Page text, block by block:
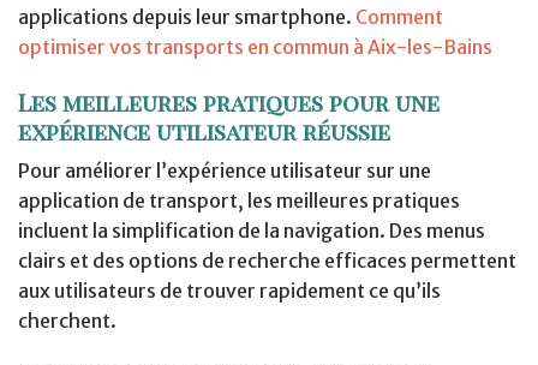
applications depuis leur smartphone. Comment
optimiser vos transports en commun à Aix-les-Bains
Les meilleures pratiques pour une
expérience utilisateur réussie
Pour améliorer l’expérience utilisateur sur une
application de transport, les meilleures pratiques
incluent la simplification de la navigation. Des menus
clairs et des options de recherche efficaces permettent
aux utilisateurs de trouver rapidement ce qu’ils
cherchent.